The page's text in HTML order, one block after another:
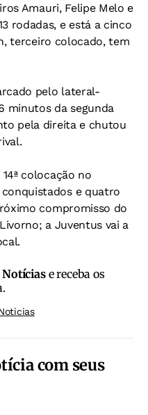
Amauri, Felipe Melo e
rodadas, e está a cinco
terceiro colocado, tem
pelo lateral-
minutos da segunda
pela direita e chutou
colocação no
e quatro
compromisso do
a Juventus vai a
e receba os
com seus